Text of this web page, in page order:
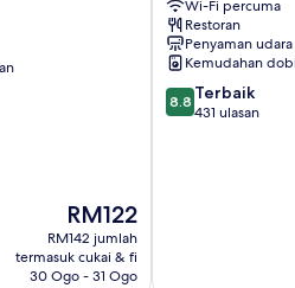
Harga
ialah
RM122
RM122
RM142 jumlah
termasuk cukai & fi
30 Ogo - 31 Ogo
Kuching
Kuching
Wi-Fi percuma
Restoran
Penyaman udara
Kemudahan dobi
8.8
daripada
8.8 Terbaik
431 ulasan